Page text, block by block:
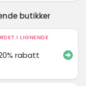
butikker
I LIGNENDE
rabatt